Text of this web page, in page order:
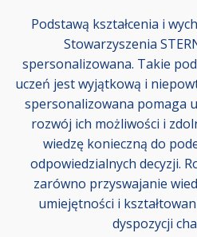
Podstawą kształcenia i
Stowarzyszenia
spersonalizowana. Takie
uczeń jest wyjątkową i
spersonalizowana pomaga
rozwój ich możliwości i
wiedzę konieczną do
odpowiedzialnych decyzji.
zarówno przyswajanie
umiejętności i
dyspozycji